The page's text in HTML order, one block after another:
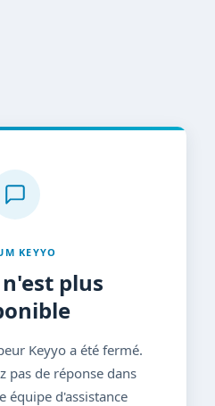
KEYYO
plus
Keyyo a été fermé.
pas de réponse dans
équipe d'assistance